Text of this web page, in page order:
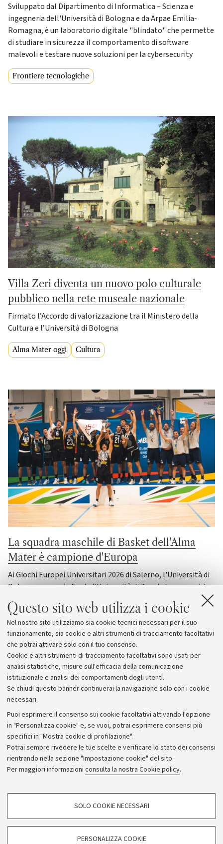
Questo sito web utilizza i cookie
Nel nostro sito utilizziamo sia cookie tecnici necessari per il suo
funzionamento, sia cookie e altri strumenti di tracciamento facoltativi
che potrai attivare solo con il tuo consenso.
Cookie e altri strumenti di tracciamento facoltativi sono usati per
analisi statistiche, misure sull'efficacia della comunicazione
istituzionale e analisi dei comportamenti degli utenti.
Se chiudi questo banner continuerai la navigazione solo con i cookie
necessari.
Puoi esprimere il consenso sui cookie facoltativi attivando l'opzione
in "Personalizza cookie" e, se vuoi, potrai esprimere consensi più
specifici in "Mostra cookie di profilazione".
Potrai sempre rivedere le tue scelte e verificare lo stato dei consensi
rientrando nella sezione "Impostazione cookie" del sito.
Per maggiori informazioni consulta la nostra Cookie policy.
COOKIE DI PROFILAZIONE - FACOLTATIVI
SOLO COOKIE NECESSARI
PERSONALIZZA COOKIE
Sviluppato dal Dipartimento di Informatica – Scienza e
ingegneria dell'Università di Bologna e da Arpae Emilia-
Romagna, è un laboratorio digitale "blindato" che permette
di studiare in sicurezza il comportamento di software
malevoli e testare nuove soluzioni per la cybersecurity
Frontiere tecnologiche
Villa Zeri diventa un nuovo polo culturale
pubblico nella rete museale nazionale
Firmato l’Accordo di valorizzazione tra il Ministero della
Cultura e l’Università di Bologna
Alma Mater oggi Cultura
La squadra maschile di Basket dell'Alma
Mater è campione d'Europa
Ai Giochi Europei Universitari 2026 di Salerno, l'Università di
Bologna supera in finale l'Università di Zagabria e conquista
il suo quinto titolo continentale
Sport universitario
Archivio
Comunicati stampa
Redazione
Rassegna stampa